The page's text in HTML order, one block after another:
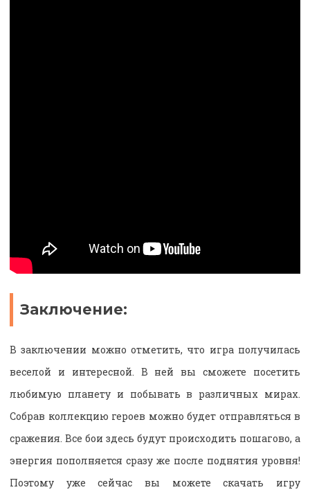
Заключение:
В заключении можно отметить, что игра получилась
веселой и интересной. В ней вы сможете посетить
любимую планету и побывать в различных мирах.
Собрав коллекцию героев можно будет отправляться в
сражения. Все бои здесь будут происходить пошагово, а
энергия пополняется сразу же после поднятия уровня!
Поэтому уже сейчас вы можете скачать игру